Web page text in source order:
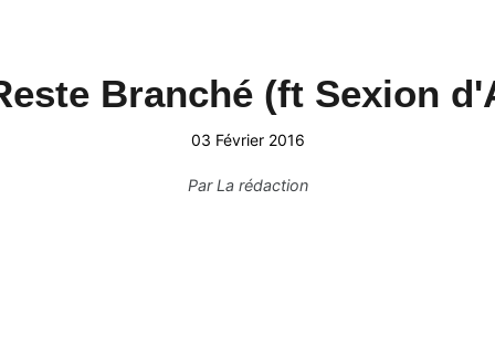
Branché (ft Sexion
03 Février 2016
ParLa rédaction